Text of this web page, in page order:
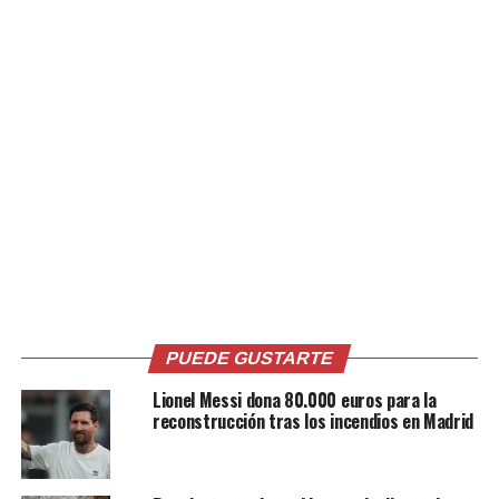
evacuaciones de personas que se tuvieron que refugiar
en los pisos altos o los techos de los edificios.
La carrera de Fórmula 1 prevista para este fin de
semana en el circuito de Imola se suspendió después que
el río Santerno, que bordea la pista, se desbordó. Así lo
PUEDE GUSTARTE
Lionel Messi dona 80.000 euros para la
reconstrucción tras los incendios en Madrid